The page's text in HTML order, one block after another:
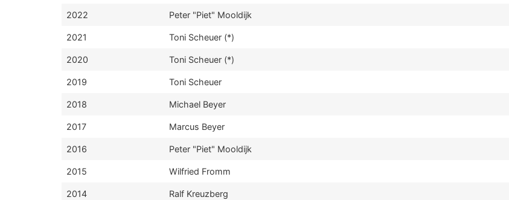
2022 Peter "Piet" Mooldijk
2021 Toni Scheuer (*)
2020 Toni Scheuer (*)
2019 Toni Scheuer
2018 Michael Beyer
2017 Marcus Beyer
2016 Peter "Piet" Mooldijk
2015 Wilfried Fromm
2014 Ralf Kreuzberg